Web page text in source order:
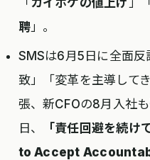
「 カイポケの値上げ」「
聘」。
SMSは6月5日に全面
致」「変革を主導して
張、新CFOの8月入社
日、
「責任回避を続
to Accept